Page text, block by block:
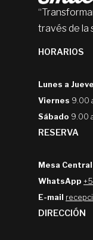
través de la
HORARIOS
Lunes a
Viernes 9.00
Sábado 9.00
RESERVA
Mesa Central
WhatsApp
E-mail
DIRECCIÓN